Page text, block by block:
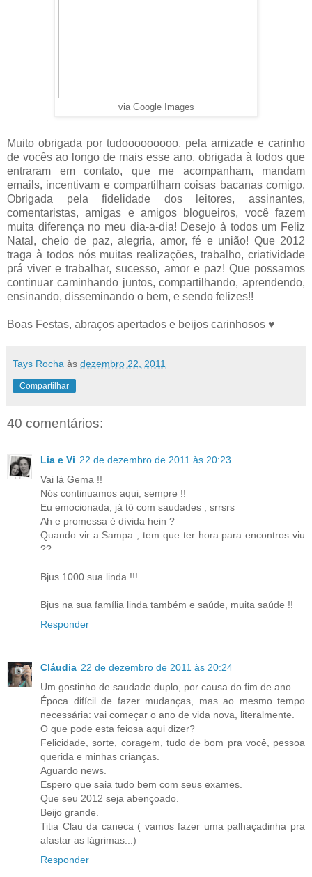
via Google Images
Muito obrigada por tudooooooooo, pela amizade e carinho
de vocês ao longo de mais esse ano, obrigada à todos que
entraram em contato, que me acompanham, mandam
emails, incentivam e compartilham coisas bacanas comigo.
Obrigada pela fidelidade dos leitores, assinantes,
comentaristas, amigas e amigos blogueiros, você fazem
muita diferença no meu dia-a-dia! Desejo à todos um Feliz
Natal, cheio de paz, alegria, amor, fé e união! Que 2012
traga à todos nós muitas realizações, trabalho, criatividade
prá viver e trabalhar, sucesso, amor e paz! Que possamos
continuar caminhando juntos, compartilhando, aprendendo,
ensinando, disseminando o bem, e sendo felizes!!
Boas Festas, abraços apertados e beijos carinhosos ♥
Tays Rocha às dezembro 22, 2011
Compartilhar
40 comentários:
Lia e Vi 22 de dezembro de 2011 às 20:23
Vai lá Gema !!
Nós continuamos aqui, sempre !!
Eu emocionada, já tô com saudades , srrsrs
Ah e promessa é dívida hein ?
Quando vir a Sampa , tem que ter hora para encontros viu
??
Bjus 1000 sua linda !!!
Bjus na sua família linda também e saúde, muita saúde !!
Responder
Cláudia 22 de dezembro de 2011 às 20:24
Um gostinho de saudade duplo, por causa do fim de ano...
Época difícil de fazer mudanças, mas ao mesmo tempo
necessária: vai começar o ano de vida nova, literalmente.
O que pode esta feiosa aqui dizer?
Felicidade, sorte, coragem, tudo de bom pra você, pessoa
querida e minhas crianças.
Aguardo news.
Espero que saia tudo bem com seus exames.
Que seu 2012 seja abençoado.
Beijo grande.
Titia Clau da caneca ( vamos fazer uma palhaçadinha pra
afastar as lágrimas...)
Responder